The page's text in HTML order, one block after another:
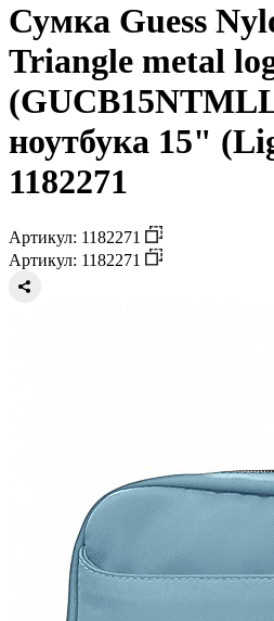
Сумка Guess
Triangle metal
ноутбука 15"
1182271
Артикул: 1182271
Артикул: 1182271